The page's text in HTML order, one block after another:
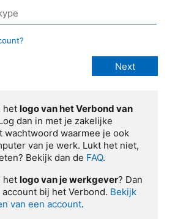
het logo van het Verbond van
dan in met je zakelijke
wachtwoord waarmee je ook
van je werk. Lukt het niet,
Bekijk dan de FAQ.
het logo van je werkgever? Dan
bij het Verbond. Bekijk
van een account.